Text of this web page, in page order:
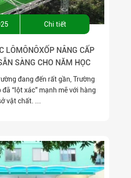
Chi tiết
LÔMÔNÔXỐP NÂNG CẤP
SÀNG CHO NĂM HỌC
GIAN MỚI – TRẢI NGHIỆM
MỚI!
đang đến rất gần, Trường
“lột xác” mạnh mẽ với hàng
vật chất. ...